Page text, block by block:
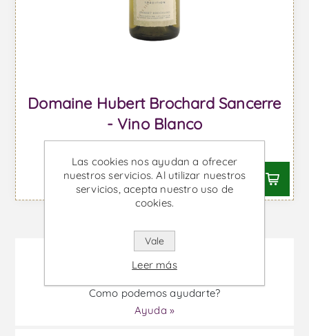
Domaine Hubert Brochard Sancerre
- Vino Blanco
Como podemos ayudarte?
Ayuda »
Las cookies nos ayudan a ofrecer
nuestros servicios. Al utilizar nuestros
servicios, acepta nuestro uso de
cookies.
Vale
Leer más